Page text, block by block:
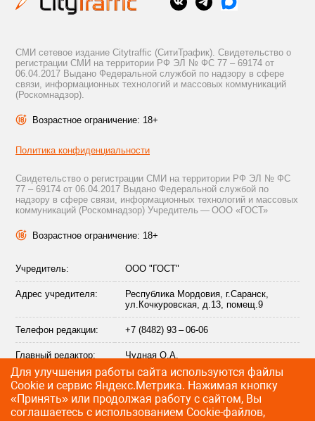
СМИ сетевое издание Citytraffic (СитиТрафик). Свидетельство о
регистрации СМИ на территории РФ ЭЛ № ФС 77 – 69174 от
06.04.2017 Выдано Федеральной службой по надзору в сфере
связи, информационных технологий и массовых коммуникаций
(Роскомнадзор).
Возрастное ограничение: 18+
Политика конфиденциальности
Свидетельство о регистрации СМИ на территории РФ ЭЛ № ФС
77 – 69174 от 06.04.2017 Выдано Федеральной службой по
надзору в сфере связи, информационных технологий и массовых
коммуникаций (Роскомнадзор) Учредитель — ООО «ГОСТ»
Возрастное ограничение: 18+
Учредитель: ООО "ГОСТ"
Адрес учредителя:
Республика Мордовия, г.Саранск,
ул.Кочкуровская, д.13, помещ.9
Телефон редакции: +7 (8482) 93 – 06-06
Главный редактор: Чудная О.А.
Адрес электронной
почты редакции:
info@citytraffic.ru
Для улучшения работы сайта используются файлы
Сookie и сервис Яндекс.Метрика. Нажимая кнопку
«Принять» или продолжая работу с сайтом, Вы
соглашаетесь с использованием Cookie-файлов,